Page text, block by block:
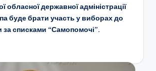
обласної державної адміністрації
буде брати участь у виборах до
за списками “Самопомочі”.